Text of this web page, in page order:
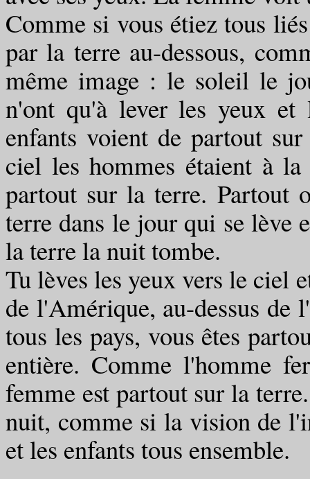
Comme si vous étiez tous
par la terre au-dessous,
même image : le soleil le
n'ont qu'à lever les yeux et
enfants voient de partout
ciel les hommes étaient à
partout sur la terre.
terre dans le jour qui se lève
la terre la nuit tombe.
Tu lèves les yeux vers le ciel
de l'Amérique, au-dessus de
tous les pays, vous êtes
entière. Comme l'homme
femme est partout sur la
nuit, comme si la vision de
et les enfants tous ensemble.